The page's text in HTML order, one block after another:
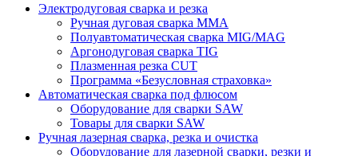
Электродуговая сварка и резка
Ручная дуговая сварка MMA
Полуавтоматическая сварка MIG/MAG
Аргонодуговая сварка TIG
Плазменная резка CUT
Программа «Безусловная страховка»
Автоматическая сварка под флюсом
Оборудование для сварки SAW
Товары для сварки SAW
Ручная лазерная сварка, резка и очистка
Оборудование для лазерной сварки, резки и